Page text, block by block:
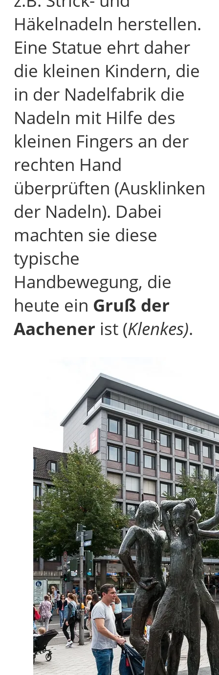
Häkelnadeln herstellen.
Eine Statue ehrt daher
die kleinen Kindern, die
in der Nadelfabrik die
Nadeln mit Hilfe des
kleinen Fingers an der
rechten Hand
überprüften (Ausklinken
der Nadeln). Dabei
machten sie diese
typische
Handbewegung, die
heute ein Gruß der
Aachener ist (Klenkes).